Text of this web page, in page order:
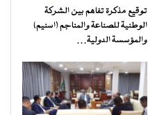
توقيع مذكرة تفاهم بين الشركة
الوطنية للصناعة والمناجم (اسنيم)
والمؤسسة الدولية…